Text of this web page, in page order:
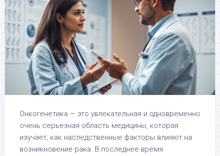
Онкогенетика — это увлекательная и одновременно
очень серьезная область медицины, которая
изучает, как наследственные факторы влияют на
возникновение рака. В последнее время